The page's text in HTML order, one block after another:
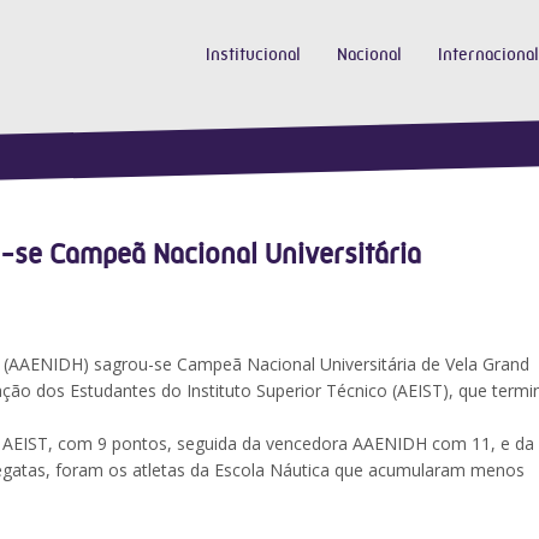
Institucional Nacional Internacional
se Campeã Nacional Universitária
sagrou-se Campeã Nacional Universitária de Vela Grand
dos Estudantes do Instituto Superior Técnico (AEIST), que
com 9 pontos, seguida da vencedora AAENIDH com 11, e da
foram os atletas da Escola Náutica que acumularam menos